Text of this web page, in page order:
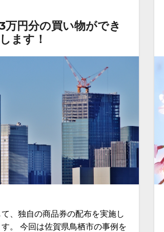
万円分の買い物ができ
ます！
、独自の商品券の配布を実施し
。 今回は佐賀県鳥栖市の事例を